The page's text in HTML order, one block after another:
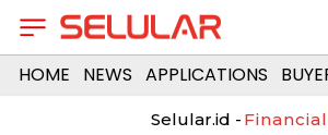
HOME NEWS APPLICATIONS
Selular.id - Financial